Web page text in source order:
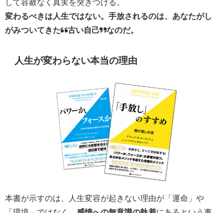
して容赦なく真実を突きつける。
変わるべきは人生ではない。手放されるのは、あなたがし
がみついてきた“古い自己”なのだ。
人生が変わらない本当の理由
本書が示すのは、人生変容が起きない理由が「運命」や